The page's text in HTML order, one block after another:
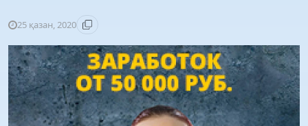
25 қазан, 2020